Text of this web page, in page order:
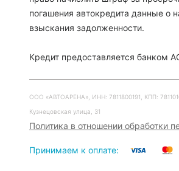
погашения автокредита данные о
взыскания задолженности.
Кредит предоставляется банком
ООО «АВТОАРЕНА», ИНН: 7811800191, КПП:
Кузнецовская улица, 31
Политика в отношении обработки
Принимаем к оплате: